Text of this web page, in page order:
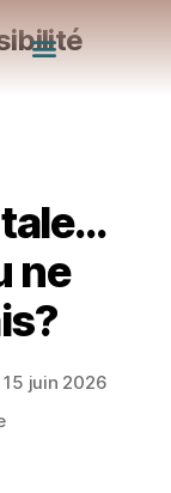
ne
15 juin 2026